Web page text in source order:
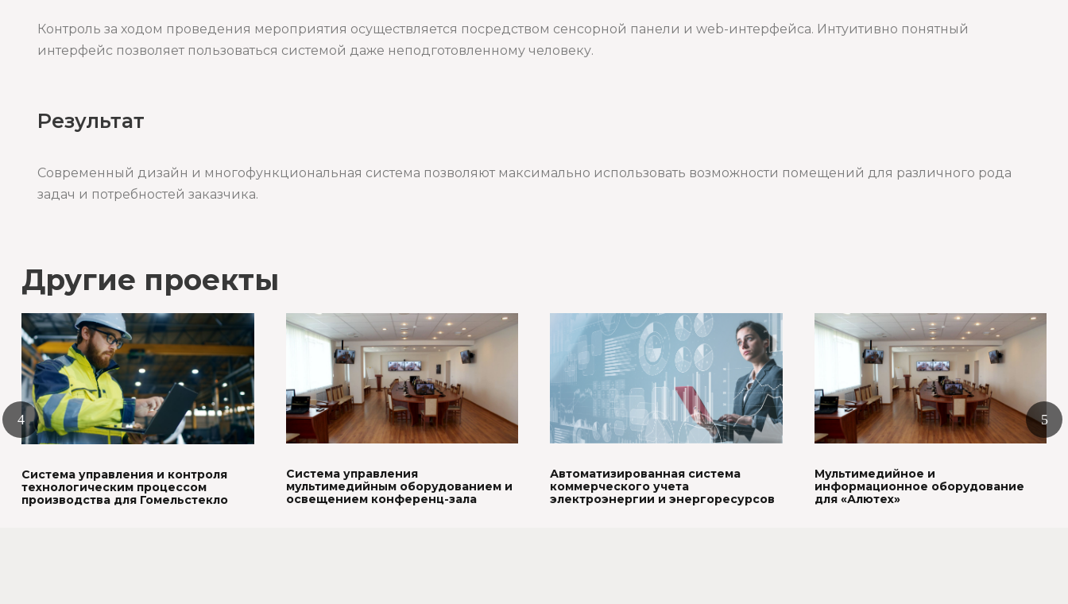
Контроль за ходом проведения мероприятия осуществляется посредством сенсорной панели и web-интерфейса. Интуитивно понятный
интерфейс позволяет пользоваться системой даже неподготовленному человеку.
Результат
Современный дизайн и многофункциональная система позволяют максимально использовать возможности помещений для различного рода
задач и потребностей заказчика.
Другие проекты
Система управления и контроля
технологическим процессом
производства для Гомельстекло
Система управления
мультимедийным оборудованием и
освещением конференц-зала
Автоматизированная система
коммерческого учета
электроэнергии и энергоресурсов
Мультимедийное и
информационное оборудование
для «Алютех»